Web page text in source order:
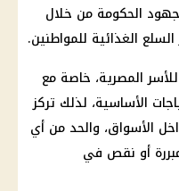
الحكومة من خلال
الغذائية للمواطنين.
المصرية، خاصة مع
الأساسية، لذلك تركز
الأسواق، والحد من أي
أو نقص في